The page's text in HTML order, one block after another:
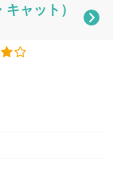
ャット）